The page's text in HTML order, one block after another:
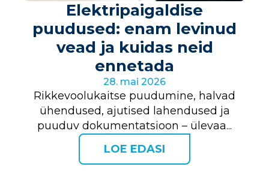
Elektripaigaldise
puudused: enam levinud
vead ja kuidas neid
ennetada
28. mai 2026
Rikkevoolukaitse puudumine, halvad
ühendused, ajutised lahendused ja
puuduv dokumentatsioon – ülevaa...
LOE EDASI